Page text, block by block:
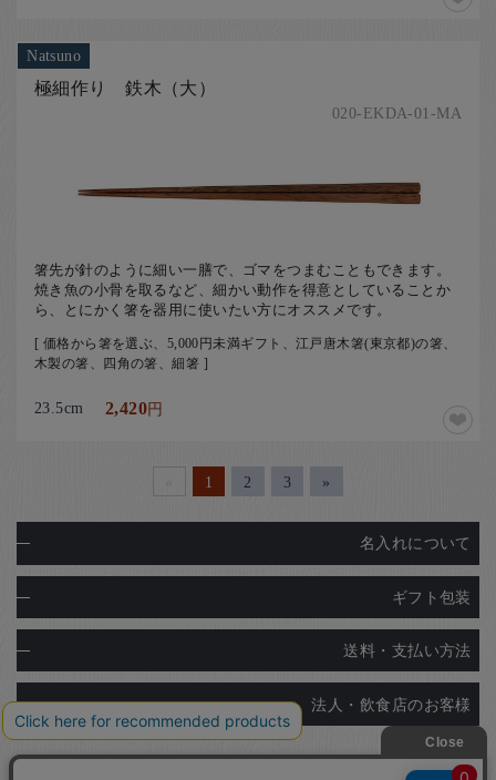
Natsuno
極細作り 鉄木（大）
020-EKDA-01-MA
箸先が針のように細い一膳で、ゴマをつまむこともできます。
焼き魚の小骨を取るなど、細かい動作を得意としていることか
ら、とにかく箸を器用に使いたい方にオススメです。
[ 価格から箸を選ぶ、5,000円未満ギフト、江戸唐木箸(東京都)の箸、
木製の箸、四角の箸、細箸 ]
23.5cm 2,420円
1 2 3 »
名入れについて
ギフト包装
送料・支払い方法
法人・飲食店のお客様